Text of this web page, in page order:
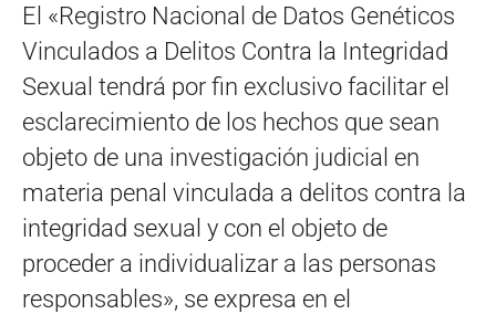
El «Registro Nacional de Datos Genéticos
Vinculados a Delitos Contra la Integridad
Sexual tendrá por fin exclusivo facilitar el
esclarecimiento de los hechos que sean
objeto de una investigación judicial en
materia penal vinculada a delitos contra la
integridad sexual y con el objeto de
proceder a individualizar a las personas
responsables», se expresa en el